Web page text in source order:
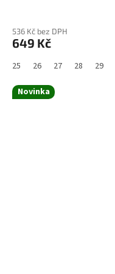
536 Kč bez DPH
649 Kč
25 26 27 28 29
Novinka